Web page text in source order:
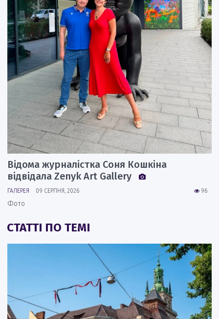
Відома журналістка Соня Кошкіна
відвідала Zenyk Art Gallery
96
ГАЛЕРЕЯ 09 СЕРПНЯ, 2026
Фото
СТАТТІ ПО ТЕМІ